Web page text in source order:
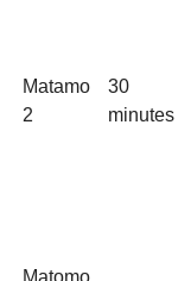
Matamo
2
30
minutes
Matomo